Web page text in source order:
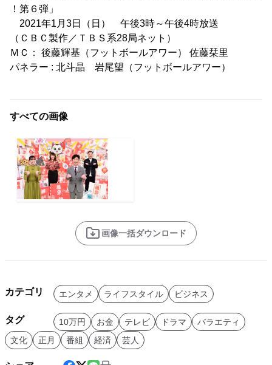
！第６弾」
2021年1月3日（日） 午後3時～午後4時放送
（ＣＢＣ製作／ＴＢＳ系28局ネット）
ＭＣ： 後藤輝基（フットボールアワー） 佐藤栞里
パネラー : 北斗晶 岩尾望（フットボールアワー）
すべての画像
画像一括ダウンロード
カテゴリ エンタメ ライフスタイル ビジネス
タグ 10万円 お金 テレビ ドラマ
バラエティ
文化
正月 番組 経済 芸人